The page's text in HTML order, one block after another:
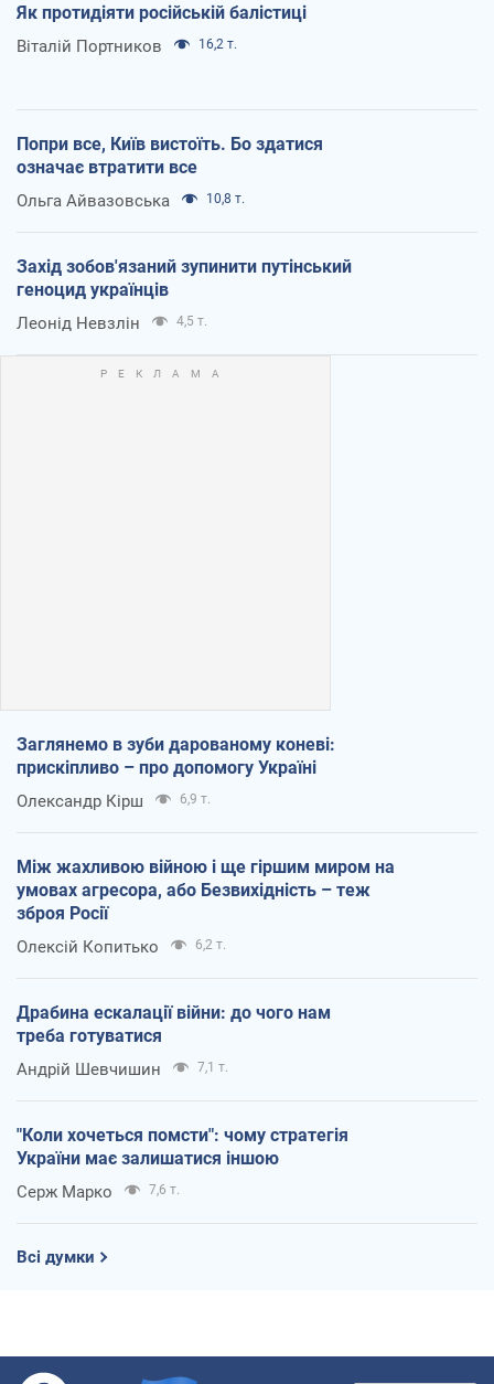
Як протидіяти російській балістиці
Віталій Портников 16,2 т.
Попри все, Київ вистоїть. Бо здатися
означає втратити все
Ольга Айвазовська 10,8 т.
Захід зобов'язаний зупинити путінський
геноцид українців
Леонід Невзлін 4,5 т.
Заглянемо в зуби дарованому коневі:
прискіпливо – про допомогу Україні
Олександр Кірш 6,9 т.
Між жахливою війною і ще гіршим миром на
умовах агресора, або Безвихідність – теж
зброя Росії
Олексій Копитько 6,2 т.
Драбина ескалації війни: до чого нам
треба готуватися
Андрій Шевчишин 7,1 т.
"Коли хочеться помсти": чому стратегія
України має залишатися іншою
Серж Марко 7,6 т.
Всі думки